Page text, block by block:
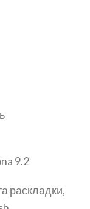
9.2
раскладки,